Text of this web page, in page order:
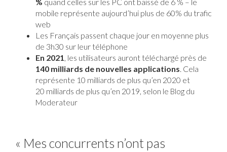
mobile représente aujourd’hui plus de 60% du trafic
web
Les Français passent chaque jour en moyenne plus
de 3h30 sur leur téléphone
En 2021 , les utilisateurs auront téléchargé près de
140 milliards de nouvelles applications . Cela
représente 10 milliards de plus qu’en 2020 et
20 milliards de plus qu’en 2019, selon le Blog du
Moderateur
« Mes concurrents n’ont pas